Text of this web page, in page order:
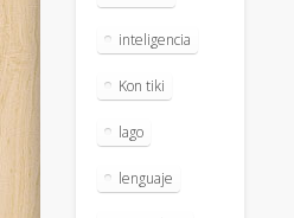
inteligencia
Kon tiki
lago
lenguaje